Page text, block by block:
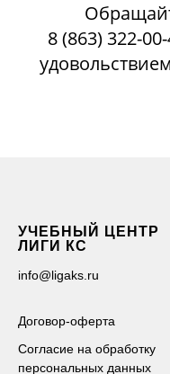
8 (863) 322-
УЧЕБНЫЙ ЦЕНТР
ЛИГИ КС
info@ligaks.ru
Договор-оферта
Согласие на обработку
персональных данных